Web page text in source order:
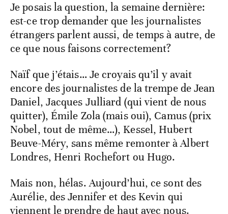
Je posais la question, la semaine dernière:
est-ce trop demander que les journalistes
étrangers parlent aussi, de temps à autre, de
ce que nous faisons correctement?
Naïf que j’étais… Je croyais qu’il y avait
encore des journalistes de la trempe de Jean
Daniel, Jacques Julliard (qui vient de nous
quitter), Émile Zola (mais oui), Camus (prix
Nobel, tout de même…), Kessel, Hubert
Beuve-Méry, sans même remonter à Albert
Londres, Henri Rochefort ou Hugo.
Mais non, hélas. Aujourd’hui, ce sont des
Aurélie, des Jennifer et des Kevin qui
viennent le prendre de haut avec nous.